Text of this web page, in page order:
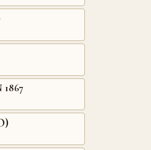
1867